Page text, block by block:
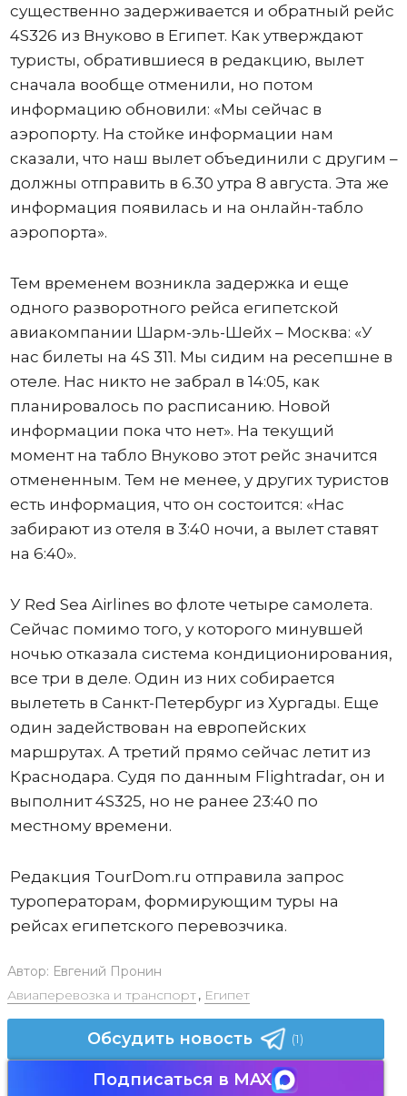
существенно задерживается и обратный рейс
4S326 из Внуково в Египет. Как утверждают
туристы, обратившиеся в редакцию, вылет
сначала вообще отменили, но потом
информацию обновили: «Мы сейчас в
аэропорту. На стойке информации нам
сказали, что наш вылет объединили с другим –
должны отправить в 6.30 утра 8 августа. Эта же
информация появилась и на онлайн-табло
аэропорта».
Тем временем возникла задержка и еще
одного разворотного рейса египетской
авиакомпании Шарм-эль-Шейх – Москва: «У
нас билеты на 4S 311. Мы сидим на ресепшне в
отеле. Нас никто не забрал в 14:05, как
планировалось по расписанию. Новой
информации пока что нет». На текущий
момент на табло Внуково этот рейс значится
отмененным. Тем не менее, у других туристов
есть информация, что он состоится: «Нас
забирают из отеля в 3:40 ночи, а вылет ставят
на 6:40».
У Red Sea Airlines во флоте четыре самолета.
Сейчас помимо того, у которого минувшей
ночью отказала система кондиционирования,
все три в деле. Один из них собирается
вылететь в Санкт-Петербург из Хургады. Еще
один задействован на европейских
маршрутах. А третий прямо сейчас летит из
Краснодара. Судя по данным Flightradar, он и
выполнит 4S325, но не ранее 23:40 по
местному времени.
Редакция TourDom.ru отправила запрос
туроператорам, формирующим туры на
рейсах египетского перевозчика.
Автор: Евгений Пронин
Авиаперевозка и транспорт, Египет
Обсудить новость (1)
Подписаться в MAX